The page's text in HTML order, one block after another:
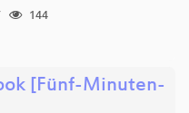
144
[Fünf-Minuten-